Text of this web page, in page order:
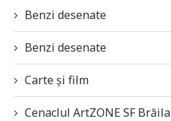
Benzi desenate
Benzi desenate
Carte și film
Cenaclul ArtZONE SF Brăila